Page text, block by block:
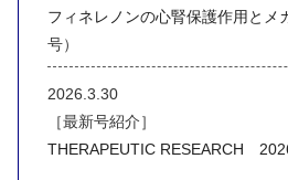
フィネレノンの心腎保護作用とメ
号）
2026.3.30
［最新号紹介］
THERAPEUTIC RESEARCH